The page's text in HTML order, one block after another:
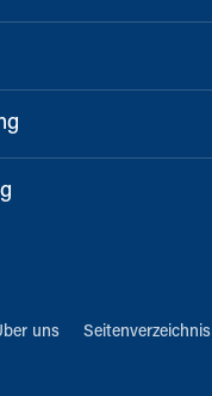
uns Seitenverzeichnis